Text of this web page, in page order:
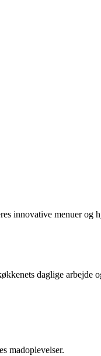
innovative menuer og
daglige arbejde
madoplevelser.